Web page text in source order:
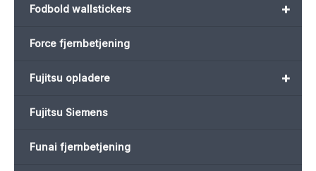
+
Fodbold wallstickers
Force fjernbetjening
+
Fujitsu opladere
Fujitsu Siemens
Funai fjernbetjening